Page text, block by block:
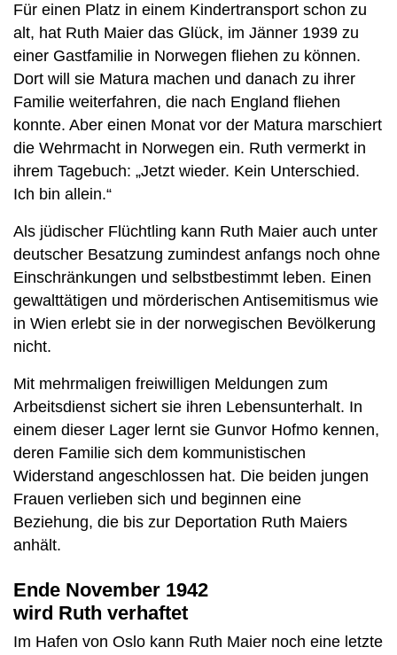
Für einen Platz in einem Kindertransport schon zu
alt, hat Ruth Maier das Glück, im Jänner 1939 zu
einer Gastfamilie in Norwegen fliehen zu können.
Dort will sie Matura machen und danach zu ihrer
Familie weiterfahren, die nach England fliehen
konnte. Aber einen Monat vor der Matura marschiert
die Wehrmacht in Norwegen ein. Ruth vermerkt in
ihrem Tagebuch: „Jetzt wieder. Kein Unterschied.
Ich bin allein.“
Als jüdischer Flüchtling kann Ruth Maier auch unter
deutscher Besatzung zumindest anfangs noch ohne
Einschränkungen und selbstbestimmt leben. Einen
gewalttätigen und mörderischen Antisemitismus wie
in Wien erlebt sie in der norwegischen Bevölkerung
nicht.
Mit mehrmaligen freiwilligen Meldungen zum
Arbeitsdienst sichert sie ihren Lebensunterhalt. In
einem dieser Lager lernt sie Gunvor Hofmo kennen,
deren Familie sich dem kommunistischen
Widerstand angeschlossen hat. Die beiden jungen
Frauen verlieben sich und beginnen eine
Beziehung, die bis zur Deportation Ruth Maiers
anhält.
Ende November 1942
wird Ruth verhaftet
Im Hafen von Oslo kann Ruth Maier noch eine letzte